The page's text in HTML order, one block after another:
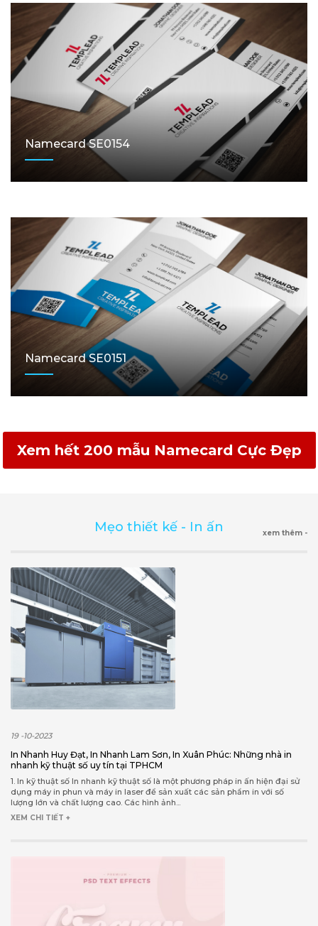
Namecard SE0154
Namecard SE0151
Xem hết 200 mẫu Namecard Cực Đẹp
Mẹo thiết kế - In ấn xem thêm -
19 -10-2023
In Nhanh Huy Đạt, In Nhanh Lam Sơn, In Xuân Phúc: Những nhà in
nhanh kỹ thuật số uy tín tại TPHCM
1. In kỹ thuật số In nhanh kỹ thuật số là một phương pháp in ấn hiện đại sử
dụng máy in phun và máy in laser để sản xuất các sản phẩm in với số
lượng lớn và chất lượng cao. Các hình ảnh...
XEM CHI TIẾT +